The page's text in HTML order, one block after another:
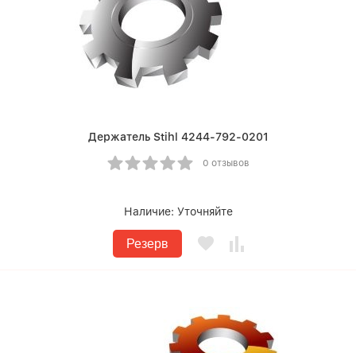
Держатель Stihl 4244-792-0201
0 отзывов
Наличие: Уточняйте
Резерв